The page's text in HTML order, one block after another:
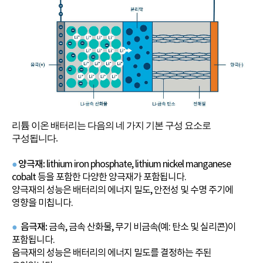
리튬 이온 배터리는 다음의 네 가지 기본 구성 요소로
구성됩니다.
●양극재: lithium iron phosphate, lithium nickel manganese
cobalt등을 포함한 다양한 양극재가 포함됩니다.
양극재의 성능은 배터리의 에너지 밀도, 안전성 및 수명 주기에
영향을 미칩니다.
● 음극재:금속, 금속 산화물, 무기 비금속(예: 탄소 및 실리콘)이
포함됩니다.
음극재의 성능은 배터리의 에너지 밀도를 결정하는 주된